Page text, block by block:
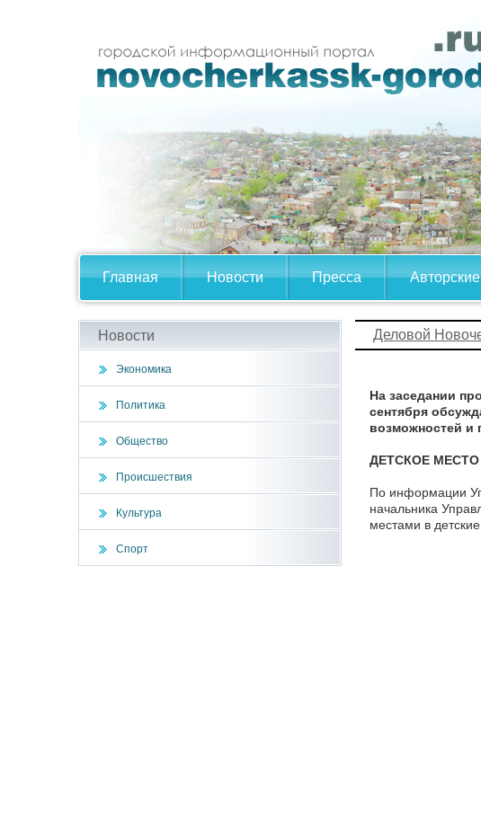
Главная Новости Пресса
Новости
Экономика
Политика
Общество
Происшествия
Культура
Спорт
Деловой
На заседании
сентября
возможностей и
ДЕТСКОЕ МЕСТО
По информации
начальника
местами в